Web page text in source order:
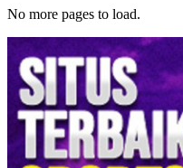
No more pages to load.